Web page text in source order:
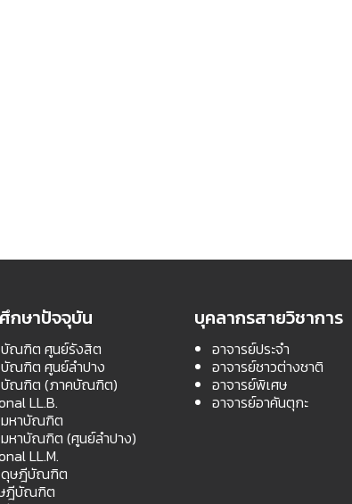
กษาปัจจุบัน
ณฑิต ศูนย์รังสิต
ณฑิต ศูนย์ลำปาง
บัณฑิต (ภาคบัณฑิต)
LL.B.
หาบัณฑิต
หาบัณฑิต (ศูนย์ลำปาง)
LL.M.
ดุษฎีบัณฑิต
ฎีบัณฑิต
บุคลากรสายวิชาการ
อาจารย์ประจำ
อาจารย์ชาวต่างชาติ
อาจารย์พิเศษ
อาจารย์อาคันตุกะ